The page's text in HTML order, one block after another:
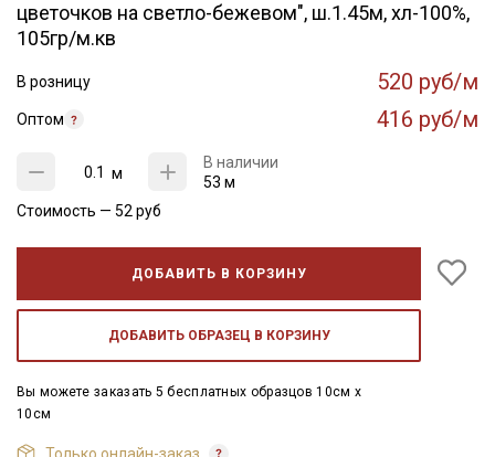
цветочков на светло-бежевом", ш.1.45м, хл-100%,
105гр/м.кв
В розницу 520 руб/м
Оптом 416 руб/м
м
В наличии
53 м
Стоимость — 52 руб
ДОБАВИТЬ В КОРЗИНУ
ДОБАВИТЬ ОБРАЗЕЦ В КОРЗИНУ
Вы можете заказать 5 бесплатных образцов 10см x
10см